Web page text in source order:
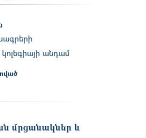
անդամ
մրցանակներ և